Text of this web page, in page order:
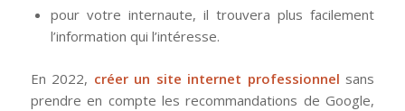
pour votre internaute, il trouvera plus facilement
l’information qui l’intéresse.
En 2022, créer un site internet professionnel sans
prendre en compte les recommandations de Google,